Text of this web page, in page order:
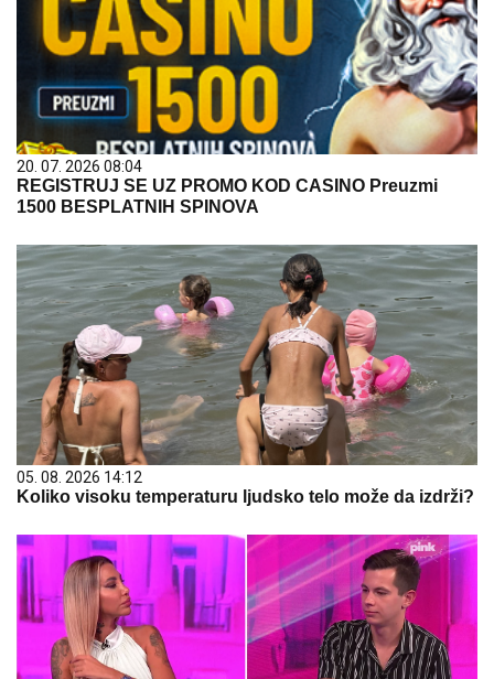
20. 07. 2026 08:04
REGISTRUJ SE UZ PROMO KOD CASINO Preuzmi
1500 BESPLATNIH SPINOVA
05. 08. 2026 14:12
Koliko visoku temperaturu ljudsko telo može da izdrži?